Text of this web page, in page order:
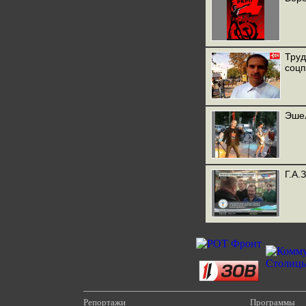
Репортажи Программы